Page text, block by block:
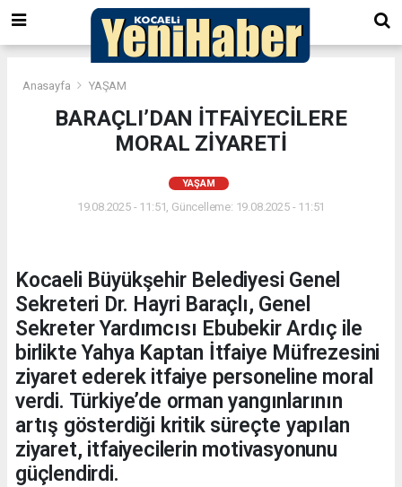
Anasayfa YAŞAM
BARAÇLI’DAN İTFAİYECİLERE
MORAL ZİYARETİ
YAŞAM
19.08.2025 - 11:51, Güncelleme: 19.08.2025 - 11:51
Kocaeli Büyükşehir Belediyesi Genel
Sekreteri Dr. Hayri Baraçlı, Genel
Sekreter Yardımcısı Ebubekir Ardıç ile
birlikte Yahya Kaptan İtfaiye Müfrezesini
ziyaret ederek itfaiye personeline moral
verdi. Türkiye’de orman yangınlarının
artış gösterdiği kritik süreçte yapılan
ziyaret, itfaiyecilerin motivasyonunu
güçlendirdi.